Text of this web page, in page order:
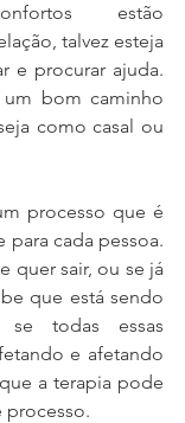
estão
talvez esteja
e procurar ajuda.
bom caminho
como casal ou
processo que é
cada pessoa.
quer sair, ou se já
que está sendo
todas essas
e afetando
a terapia pode
processo.